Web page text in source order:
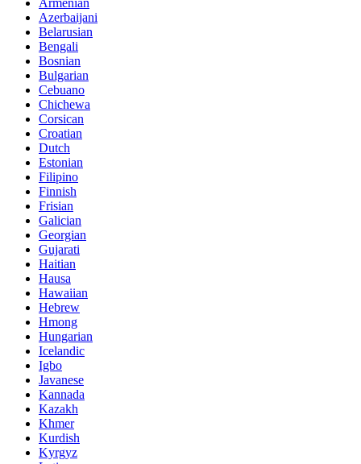
Armenian
Azerbaijani
Belarusian
Bengali
Bosnian
Bulgarian
Cebuano
Chichewa
Corsican
Croatian
Dutch
Estonian
Filipino
Finnish
Frisian
Galician
Georgian
Gujarati
Haitian
Hausa
Hawaiian
Hebrew
Hmong
Hungarian
Icelandic
Igbo
Javanese
Kannada
Kazakh
Khmer
Kurdish
Kyrgyz